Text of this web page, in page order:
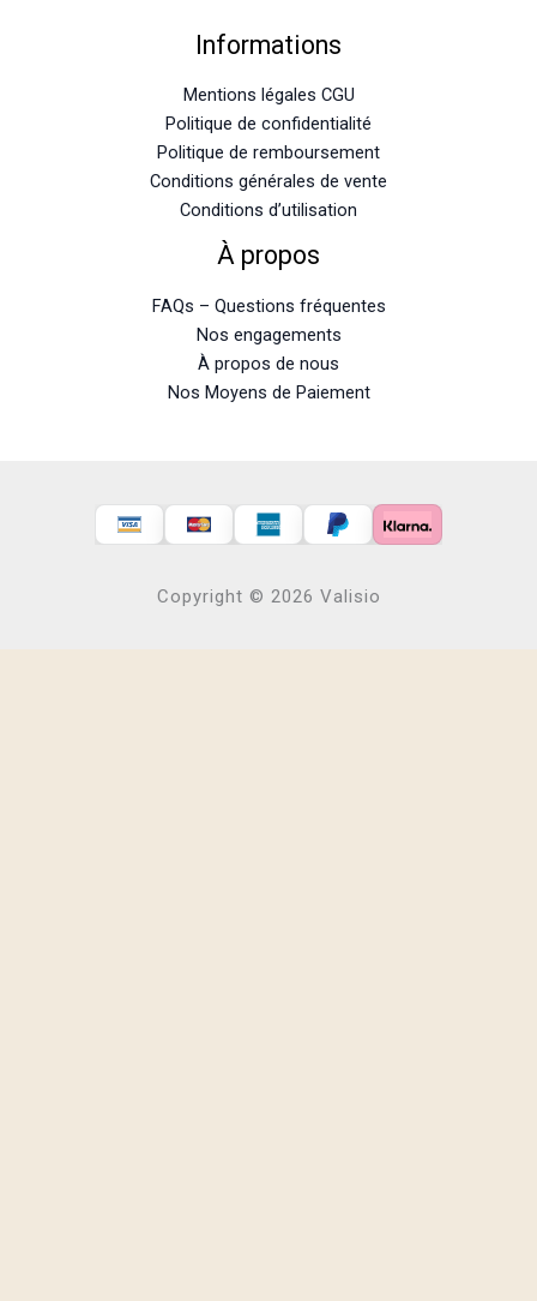
Informations
Mentions légales CGU
Politique de confidentialité
Politique de remboursement
Conditions générales de vente
Conditions d’utilisation
À propos
FAQs – Questions fréquentes
Nos engagements
À propos de nous
Nos Moyens de Paiement
Copyright © 2026 Valisio